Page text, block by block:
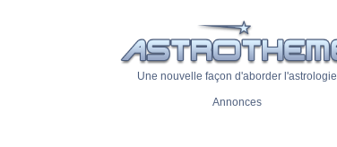
Une nouvelle façon d'aborder l'astrologie
Annonces